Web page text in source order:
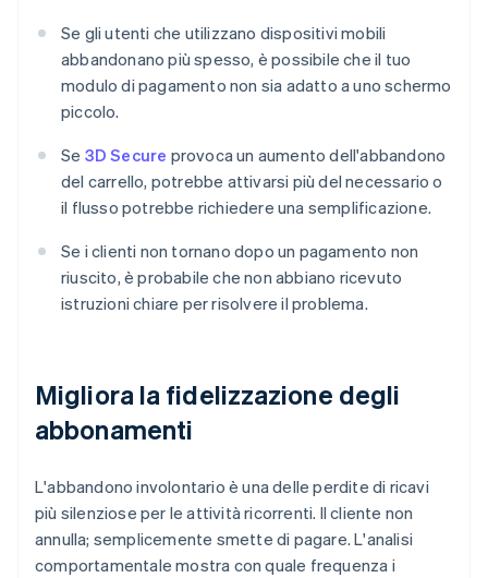
Se gli utenti che utilizzano dispositivi mobili
abbandonano più spesso, è possibile che il tuo
modulo di pagamento non sia adatto a uno schermo
piccolo.
Se 3D Secure provoca un aumento dell'abbandono
del carrello, potrebbe attivarsi più del necessario o
il flusso potrebbe richiedere una semplificazione.
Se i clienti non tornano dopo un pagamento non
riuscito, è probabile che non abbiano ricevuto
istruzioni chiare per risolvere il problema.
Migliora la fidelizzazione degli
abbonamenti
L'abbandono involontario è una delle perdite di ricavi
più silenziose per le attività ricorrenti. Il cliente non
annulla; semplicemente smette di pagare. L'analisi
comportamentale mostra con quale frequenza i